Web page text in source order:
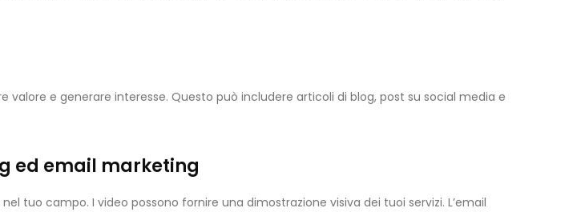
e generare interesse. Questo può includere articoli di blog, post su social media e
ed email marketing
tuo campo. I video possono fornire una dimostrazione visiva dei tuoi servizi. L’email